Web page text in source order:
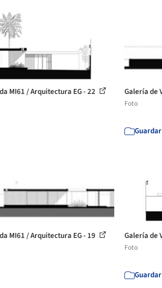
MI61 / Arquitectura EG - 22 Galería de
Foto
Guardar
MI61 / Arquitectura EG - 19 Galería de
Foto
Guardar